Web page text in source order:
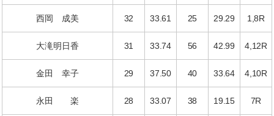
西岡 成美 32 33.61 25 29.29 1,8R
大滝明日香 31 33.74 56 42.99 4,12R
金田 幸子 29 37.50 40 33.64 4,10R
永田 楽 28 33.07 38 19.15 7R